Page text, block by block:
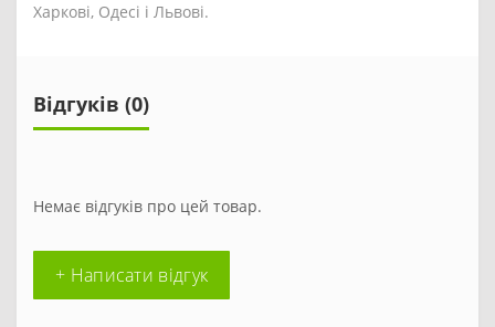
Харкові, Одесі і Львові.
Відгуків (0)
Немає відгуків про цей товар.
+ Написати відгук